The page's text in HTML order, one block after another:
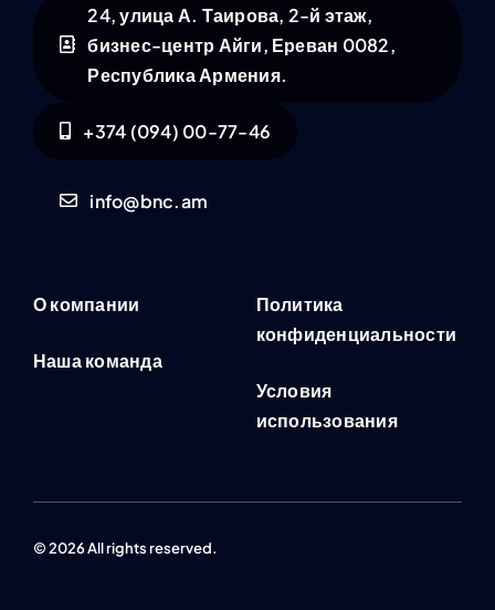
24, улица А. Таирова, 2-й этаж,
бизнес-центр Айги, Ереван 0082,
Республика Армения.
+374 (094) 00-77-46
info@bnc.am
О компании
Наша команда
Политика
конфиденциальности
Условия
использования
© 2026 All rights reserved.